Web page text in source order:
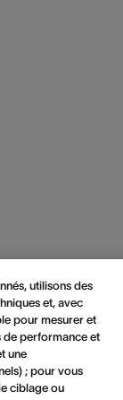
utilisons des
et, avec
pour mesurer et
performance et
une
; pour vous
ciblage ou